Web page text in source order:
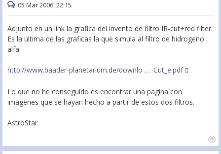
05 Mar 2006, 22:15
Adjunto en un link la grafica del invento de filtro IR-cut+red filter.
Es la ultima de las graficas la que simula al filtro de hidrogeno
alfa.
http://www.baader-planetarium.de/downlo ... -Cut_e.pdf
Lo que no he conseguido es encontrar una pagina con
imagenes que se hayan hecho a partir de estos dos filtros.
AstroStar